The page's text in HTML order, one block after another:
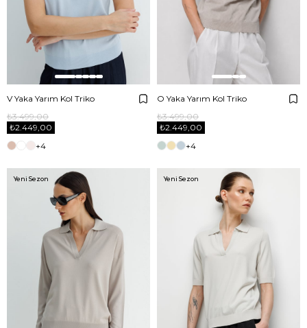
V Yaka Yarım Kol Triko
₺2.449,00
₺3.499,00
+4
O Yaka Yarım Kol Triko
₺2.449,00
₺3.499,00
+4
Yeni Sezon Yeni Sezon